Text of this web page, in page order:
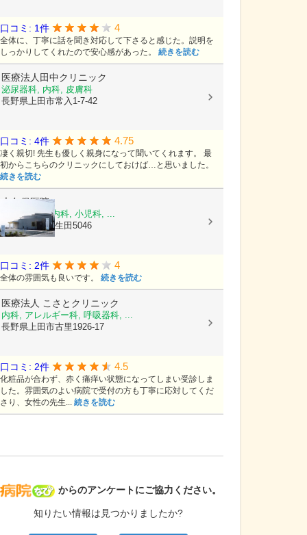
病院なび
からのアンケートにご協力ください。
知りたい情報は見つかりましたか?
口コミ: 1件 4
全体に、丁寧に話を聞き対応して下さると感じた。説明を
しっかりしてくれたので安心感があった。 続きを読む
医療法人田中クリニック
泌尿器科, 内科, 皮膚科
長野県上田市常入1-7-42
口コミ: 4件 4.75
凄く親切! 先生も優しく親身になって聞いてくれます。 最
初からこちらのクリニックにしておけば…と思いました。
続きを読む
大久保医院
内科, 消化器内科, 小児科, ...
長野県上田市生田5046
口コミ: 2件 4
全体の雰囲気も良いです。 続きを読む
医療法人 こさとクリニック
内科, アレルギー科, 呼吸器科, ...
長野県上田市古里1926-17
口コミ: 2件 4.5
化粧品が合わず、赤く痛痒い状態になってしまい受診しま
した。雰囲気のよい病院で受付の方も丁寧に応対してくだ
さり、女性の先生... 続きを読む